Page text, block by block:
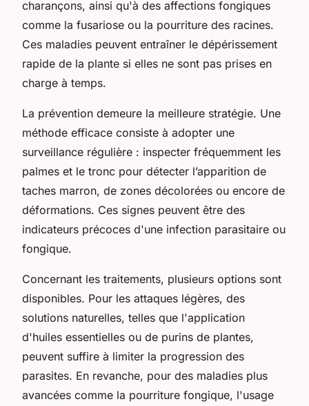
charançons, ainsi qu'à des affections fongiques
comme la fusariose ou la pourriture des racines.
Ces maladies peuvent entraîner le dépérissement
rapide de la plante si elles ne sont pas prises en
charge à temps.
La prévention demeure la meilleure stratégie. Une
méthode efficace consiste à adopter une
surveillance régulière : inspecter fréquemment les
palmes et le tronc pour détecter l’apparition de
taches marron, de zones décolorées ou encore de
déformations. Ces signes peuvent être des
indicateurs précoces d'une infection parasitaire ou
fongique.
Concernant les traitements, plusieurs options sont
disponibles. Pour les attaques légères, des
solutions naturelles, telles que l'application
d'huiles essentielles ou de purins de plantes,
peuvent suffire à limiter la progression des
parasites. En revanche, pour des maladies plus
avancées comme la pourriture fongique, l'usage